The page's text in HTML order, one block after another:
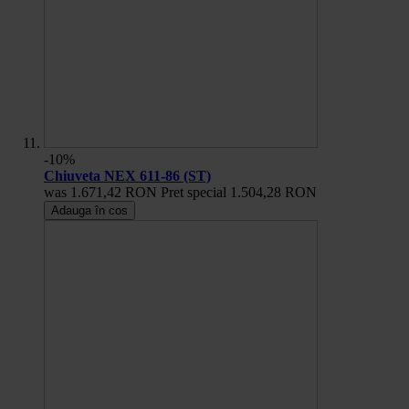
-10%
Chiuveta NEX 611-86 (ST)
was 1.671,42 RON Pret special 1.504,28 RON
Adauga în cos